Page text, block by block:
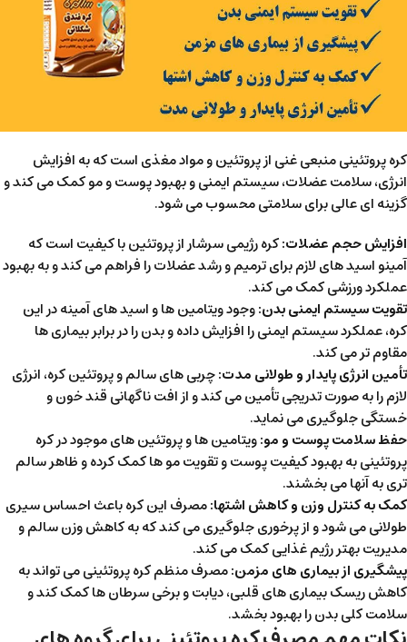
کره پروتئینی منبعی غنی از پروتئین و مواد مغذی است که به افزایش
انرژی، سلامت عضلات، سیستم ایمنی و بهبود پوست و مو کمک می کند و
گزینه ای عالی برای سلامتی محسوب می شود.
افزایش حجم عضلات:کره رژیمی سرشار از پروتئین با کیفیت است که
آمینو اسید های لازم برای ترمیم و رشد عضلات را فراهم می کند و به بهبود
عملکرد ورزشی کمک می کند.
تقویت سیستم ایمنی بدن:وجود ویتامین ها و اسید های آمینه در این
کره، عملکرد سیستم ایمنی را افزایش داده و بدن را در برابر بیماری ها
مقاوم تر می کند.
تأمین انرژی پایدار و طولانی مدت:چربی های سالم و پروتئین کره، انرژی
لازم را به صورت تدریجی تأمین می کند و از افت ناگهانی قند خون و
خستگی جلوگیری می نماید.
حفظ سلامت پوست و مو:ویتامین ها و پروتئین های موجود در کره
پروتئینی به بهبود کیفیت پوست و تقویت مو ها کمک کرده و ظاهر سالم
تری به آنها می بخشند.
کمک به کنترل وزن و کاهش اشتها:مصرف این کره باعث احساس سیری
طولانی می شود و از پرخوری جلوگیری می کند که به کاهش وزن سالم و
مدیریت بهتر رژیم غذایی کمک می کند.
پیشگیری از بیماری های مزمن:مصرف منظم کره پروتئینی می تواند به
کاهش ریسک بیماری های قلبی، دیابت و برخی سرطان ها کمک کند و
سلامت کلی بدن را بهبود بخشد.